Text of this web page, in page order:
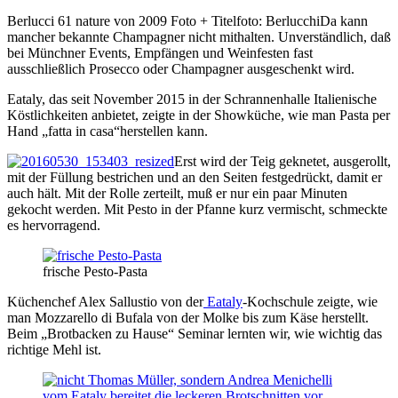
Berlucci 61 nature von 2009 Foto + Titelfoto: BerlucchiDa kann
mancher bekannte Champagner nicht mithalten. Unverständlich, daß
bei Münchner Events, Empfängen und Weinfesten fast
ausschließlich Prosecco oder Champagner ausgeschenkt wird.
Eataly, das seit November 2015 in der Schrannenhalle Italienische
Köstlichkeiten anbietet, zeigte in der Showküche, wie man Pasta per
Hand „fatta in casa“herstellen kann.
Erst wird der Teig geknetet, ausgerollt,
mit der Füllung bestrichen und an den Seiten festgedrückt, damit er
auch hält. Mit der Rolle zerteilt, muß er nur ein paar Minuten
gekocht werden. Mit Pesto in der Pfanne kurz vermischt, schmeckte
es hervorragend.
frische Pesto-Pasta
Küchenchef Alex Sallustio von derEataly-Kochschule zeigte, wie
man Mozzarello di Bufala von der Molke bis zum Käse herstellt.
Beim „Brotbacken zu Hause“ Seminar lernten wir, wie wichtig das
richtige Mehl ist.